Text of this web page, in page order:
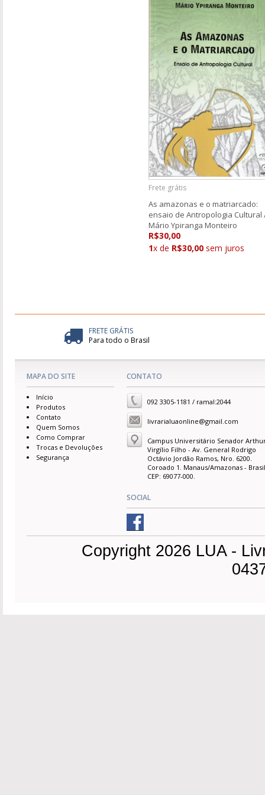
Frete grátis
As amazonas e o matriarcado:
ensaio de Antropologia Cultural
Mário Ypiranga Monteiro
R$30,00
1x de R$30,00 sem juros
FRETE GRÁTIS
Para todo o Brasil
MAPA DO SITE
Início
Produtos
Contato
Quem Somos
Como Comprar
Trocas e Devoluções
Segurança
CONTATO
092 3305-1181 / ramal:2044
livrarialuaonline@gmail.com
Campus Universitário Senador
Virgílio Filho - Av. General Rodrigo
Octávio Jordão Ramos, Nro. 6200.
Coroado 1. Manaus/Amazonas -
CEP: 69077-000.
SOCIAL
Copyright 2026 LUA -